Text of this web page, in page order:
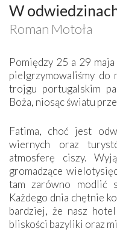
W
Roman Motoła
Pomiędzy 25 a 29
pielgrzymowaliśmy
trojgu portugalskim
Boża, niosąc światu
Fatima, choć jest
wiernych oraz
atmosferę ciszy.
gromadzące
tam zarówno modlić
Każdego dnia chętnie
bardziej, że nasz
bliskości bazyliki oraz